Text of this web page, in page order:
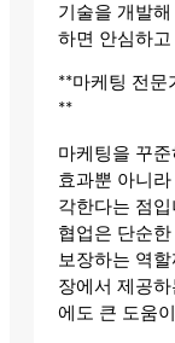
기술을 개발
하면 안심하
**마케팅 전문
**
마케팅을 꾸
효과뿐 아니
각한다는 점
협업은 단순
보장하는 역
장에서 제공
에도 큰 도움